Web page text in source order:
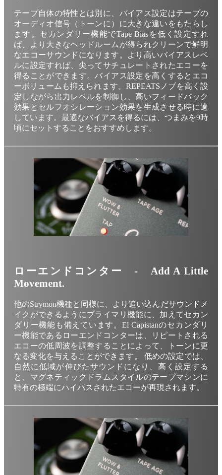
テープ自体の特性とは別に、バイアス設定はテープの
オーディオ信号（トーンに）に大きな違いをもたらし
ます。セカンダリー機能でTape Biasを低く設定すれ
ば、より大きなヘッドルームが得られクリーンで鮮明
なエコーサウンドになります。より高いバイアスレベ
ルに設定すれば、尖ってサチュレートされたエコーを
得ることができます。バイアス設定を高くするとエコ
ーボリュームも抑えられます。REPEATSノブを高く設
定しながら出力レベルを制御し、高いフィードバック
効果とセルフオシレーション効果を生成させる時に適
しています。最適なバイアスを得るには、つまみを9時
頃にセットすることをおすすめします。
ローエンドコンター - Add A Little
Movement.
他のStrymon機種と同様に、より追い込んだサウンドメ
イクができるようにプライマリ機能に、加えてセカン
ダリー機能も備えています。El Capistanのセカンダリ
ー機能であるローエンドコンターは、リピートされる
エコーの低周波を調整することによって、トーンに更
なる変化を与えることができます。 低めの設定では、
自然に低域が伸びたサウンドになり、高く設定する
と、マグネティックドラムスタイルのテープマシンに
特有の極端にハイパスされたエコーが再現されます。